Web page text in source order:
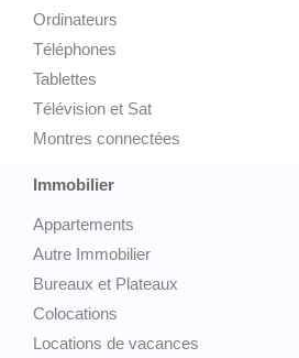
Ordinateurs
Téléphones
Tablettes
Télévision et Sat
Montres connectées
Immobilier
Appartements
Autre Immobilier
Bureaux et Plateaux
Colocations
Locations de vacances